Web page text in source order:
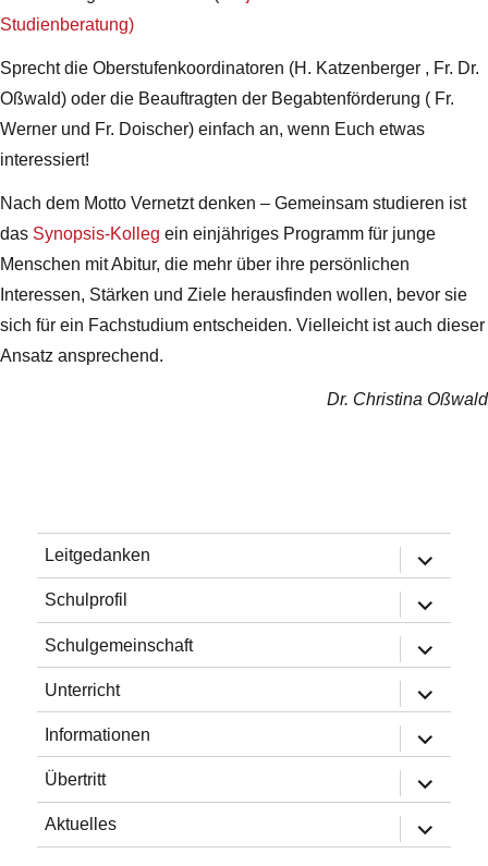
Studienberatung)
Sprecht die Oberstufenkoordinatoren (H. Katzenberger , Fr. Dr.
Oßwald) oder die Beauftragten der Begabtenförderung ( Fr.
Werner und Fr. Doischer) einfach an, wenn Euch etwas
interessiert!
Nach dem Motto Vernetzt denken – Gemeinsam studieren ist
das Synopsis-Kolleg ein einjähriges Programm für junge
Menschen mit Abitur, die mehr über ihre persönlichen
Interessen, Stärken und Ziele herausfinden wollen, bevor sie
sich für ein Fachstudium entscheiden. Vielleicht ist auch dieser
Ansatz ansprechend.
Dr. Christina Oßwald
Leitgedanken
öffnen
Schulprofil
öffnen
Schulgemeinschaft
öffnen
Unterricht
öffnen
Informationen
öffnen
Übertritt
öffnen
Aktuelles
öffnen